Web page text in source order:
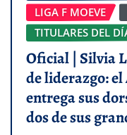
LIGA F MOEVE
TITULARES DEL
Oficial | Silvia
de liderazgo:
entrega sus
dos de sus